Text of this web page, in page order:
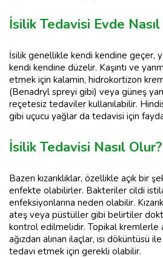
İsilik Tedavisi Evde
İsilik genellikle kendi kendine geçer,
kendi kendine düzelir. Kaşıntı ve
etmek için kalamin, hidrokortizon
(Benadryl spreyi gibi) veya güneş
reçetesiz tedaviler kullanılabilir.
gibi uçucu yağlar da tedavisi için
İsilik Tedavisi Nasıl Olur?
Bazen kızarıklıklar, özellikle açık bir
enfekte olabilirler. Bakteriler cildi
enfeksiyonlarına neden olabilir.
ateş veya püstüller gibi belirtiler
kontrol edilmelidir. Topikal
ağızdan alınan ilaçlar, ısı döküntüsü
tedavi etmek için gerekli olabilir.